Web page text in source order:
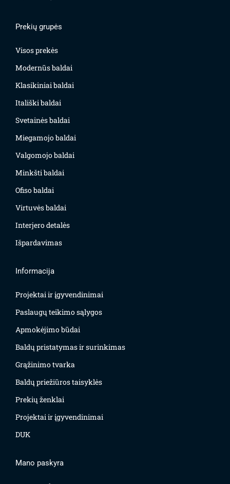
Prekių grupės
Visos prekės
Modernūs baldai
Klasikiniai baldai
Itališki baldai
Svetainės baldai
Miegamojo baldai
Valgomojo baldai
Minkšti baldai
Ofiso baldai
Virtuvės baldai
Interjero detalės
Išpardavimas
Informacija
Projektai ir įgyvendinimai
Paslaugų teikimo sąlygos
Apmokėjimo būdai
Baldų pristatymas ir surinkimas
Grąžinimo tvarka
Baldų priežiūros taisyklės
Prekių ženklai
Projektai ir įgyvendinimai
DUK
Mano paskyra